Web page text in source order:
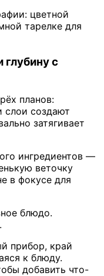
цветной
тарелке для
глубину с
планов:
слои создают
затягивает
ингредиентов —
веточку
в фокусе для
блюдо.
прибор, край
к блюду.
добавить что-